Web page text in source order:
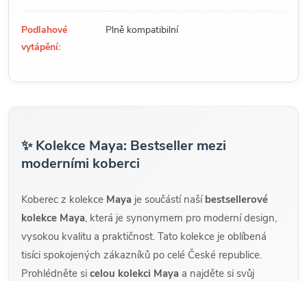
Podlahové
vytápění:
Plně kompatibilní
✨ Kolekce Maya: Bestseller mezi
moderními koberci
Koberec z kolekce Maya je součástí naší bestsellerové
kolekce Maya, která je synonymem pro moderní design,
vysokou kvalitu a praktičnost. Tato kolekce je oblíbená
tisíci spokojených zákazníků po celé České republice.
Prohlédněte si celou kolekci Maya a najděte si svůj